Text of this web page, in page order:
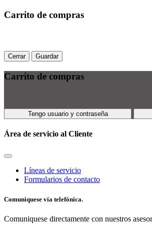
Carrito de compras
Cerrar Guardar
Carrito de compras
Tengo usuario y contraseña
Área de servicio al Cliente
Líneas de servicio
Formularios de contacto
Comuniquese vía telefónica.
Comuniquese directamente con nuestros